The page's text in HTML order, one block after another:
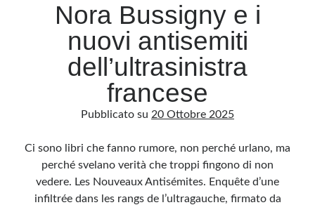
Nora Bussigny e i
nuovi antisemiti
dell’ultrasinistra
francese
Pubblicato su 20 Ottobre 2025
Ci sono libri che fanno rumore, non perché urlano, ma
perché svelano verità che troppi fingono di non
vedere. Les Nouveaux Antisémites. Enquête d’une
infiltrée dans les rangs de l’ultragauche, firmato da